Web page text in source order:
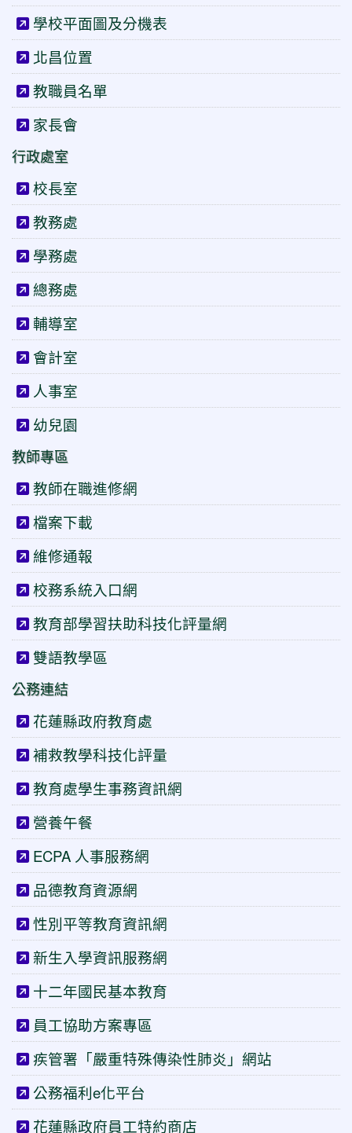
學校平面圖及分機表
北昌位置
教職員名單
家長會
行政處室
校長室
教務處
學務處
總務處
輔導室
會計室
人事室
幼兒園
教師專區
教師在職進修網
檔案下載
維修通報
校務系統入口網
教育部學習扶助科技化評量網
雙語教學區
公務連結
花蓮縣政府教育處
補救教學科技化評量
教育處學生事務資訊網
營養午餐
ECPA 人事服務網
品德教育資源網
性別平等教育資訊網
新生入學資訊服務網
十二年國民基本教育
員工協助方案專區
疾管署「嚴重特殊傳染性肺炎」網站
公務福利e化平台
花蓮縣政府員工特約商店